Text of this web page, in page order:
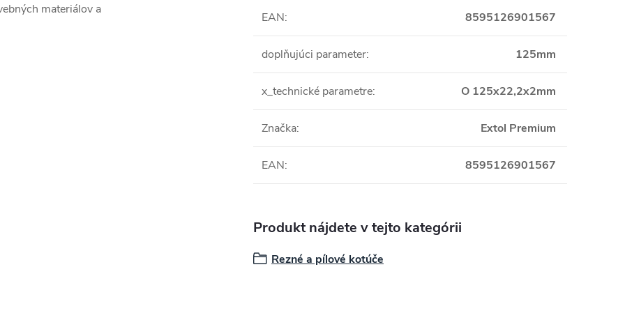
materiálov a
EAN: 8595126901567
doplňujúci parameter: 125mm
x_technické parametre: O 125x22,2x2mm
Značka: Extol Premium
EAN: 8595126901567
Produkt nájdete v tejto kategórii
Rezné a pílové kotúče